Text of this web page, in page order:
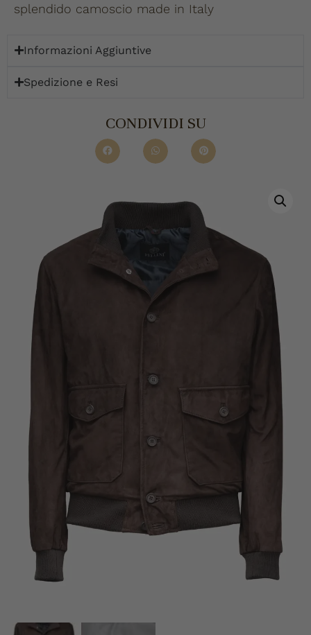
splendido camoscio made in Italy
Informazioni Aggiuntive
Spedizione e Resi
CONDIVIDI SU